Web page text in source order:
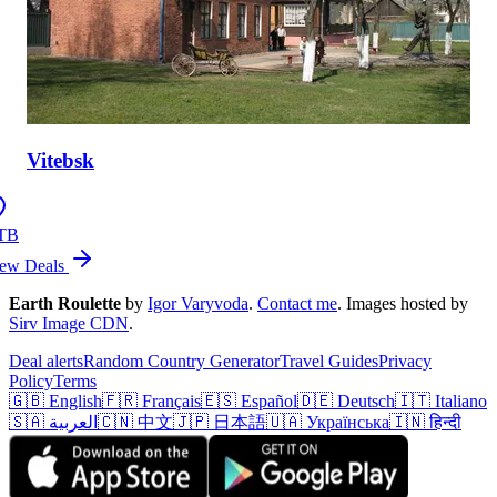
Vitebsk
Deals
Earth Roulette by Igor Varyvoda. Contact me. Images hosted by
Sirv Image CDN.
Deal alertsRandom Country GeneratorTravel GuidesPrivacy
PolicyTerms
🇬🇧 English🇫🇷 Français🇪🇸 Español🇩🇪 Deutsch🇮🇹 Italiano
🇸🇦 العربية 🇨🇳 中文🇯🇵 日本語🇺🇦 Українська🇮🇳 हिन्दी